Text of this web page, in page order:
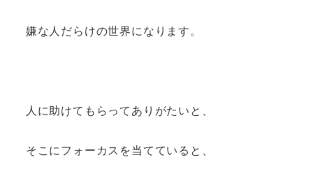
嫌な人だらけの世界になります。
人に助けてもらってありがたいと、
そこにフォーカスを当てていると、